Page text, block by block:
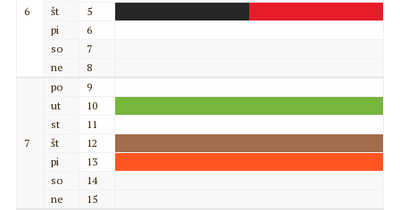
6
št
5
pi
6
so
7
ne
8
7
po
9
ut
10
st
11
št
12
pi
13
so
14
ne
15